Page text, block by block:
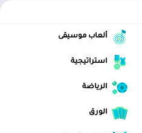
ألعاب موسيقى
استراتيجية
الرياضة
الورق